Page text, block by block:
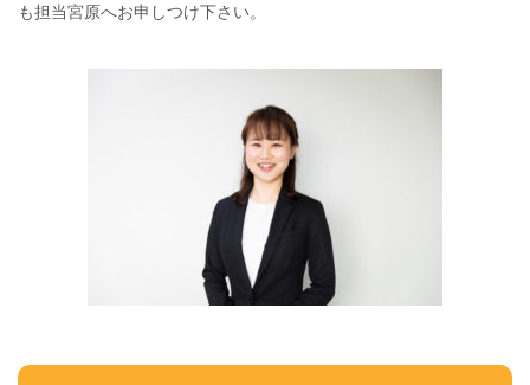
も担当宮原へお申しつけ下さい。